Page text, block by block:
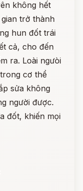
không hết
trở thành
hun đốt trái
cả, cho đến
ra. Loài ngưòi
cơ thể
sửa không
người được.
đốt, khiến mọi